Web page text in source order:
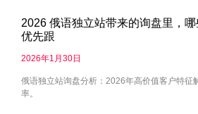
2026 俄语独立站带来的询盘里，
优先跟
2026年1月30日
俄语独立站询盘分析：2026年高价值客户特征
率。